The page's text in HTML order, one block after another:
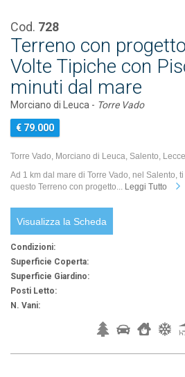
Cod. 728
Terreno con
Volte Tipiche con
minuti dal mare
Morciano di Leuca - Torre Vado
€ 79.000
Torre Vado, Morciano di Leuca, Salento,
Ad 1 km dal mare di Torre Vado, nel Salento,
questo Terreno con progetto... Leggi Tutto
Visualizza la Scheda
Condizioni:
Superficie Coperta:
Superficie Giardino:
Posti Letto:
N. Vani: